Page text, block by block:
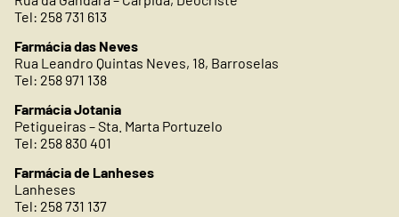
Tel: 258 731 613
Farmácia das Neves
Rua Leandro Quintas Neves, 18, Barroselas
Tel: 258 971 138
Farmácia Jotania
Petigueiras – Sta. Marta Portuzelo
Tel: 258 830 401
Farmácia de Lanheses
Lanheses
Tel: 258 731 137